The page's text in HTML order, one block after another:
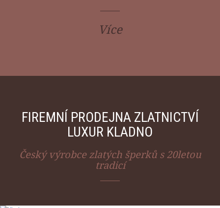
Více
FIREMNÍ PRODEJNA ZLATNICTVÍ
LUXUR KLADNO
Český výrobce zlatých šperků s 20letou
tradicí